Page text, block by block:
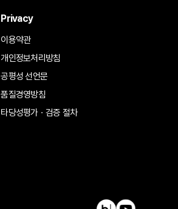
Privacy
이용약관
개인정보처리방침
공평성 선언문
품질경영방침
타당성평가ㆍ검증 절차